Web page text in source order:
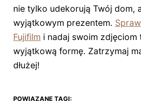
nie tylko udekorują Twój dom,
wyjątkowym prezentem.
Fujifilm i nadaj swoim zdjęciom
wyjątkową formę. Zatrzymaj
dłużej!
POWIĄZANE TAGI: